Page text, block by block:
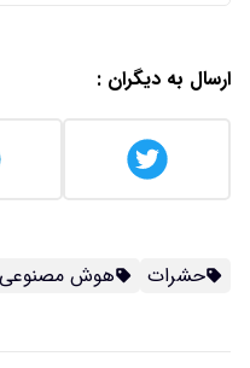
ارسال به دیگران :
حشرات هوش مصنوعی